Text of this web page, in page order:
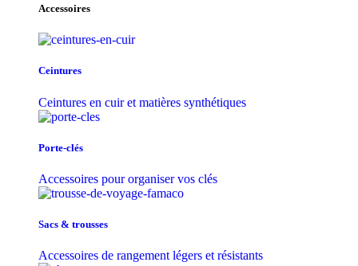
Accessoires
Ceintures
Ceintures en cuir et matières synthétiques
Porte-clés
Accessoires pour organiser vos clés
Sacs & trousse​s
Accessoires de rangement légers et résistants